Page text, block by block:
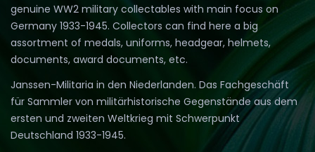
genuine WW2 military collectables with main focus on
Germany 1933-1945. Collectors can find here a big
assortment of medals, uniforms, headgear, helmets,
documents, award documents, etc.
Janssen-Militaria in den Niederlanden. Das Fachgeschäft
für Sammler von militärhistorische Gegenstände aus dem
ersten und zweiten Weltkrieg mit Schwerpunkt
Deutschland 1933-1945.